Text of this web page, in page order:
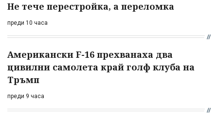
Не тече перестройка, а переломка
преди 10 часа
Американски F-16 прехванаха два
цивилни самолета край голф клуба на
Тръмп
преди 9 часа